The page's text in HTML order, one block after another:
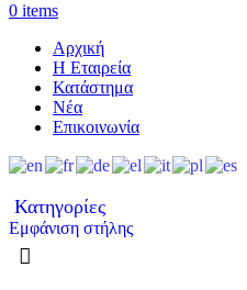
0 items
Αρχική
Η Εταιρεία
Κατάστημα
Νέα
Επικοινωνία
Κατηγορίες
Εμφάνιση στήλης